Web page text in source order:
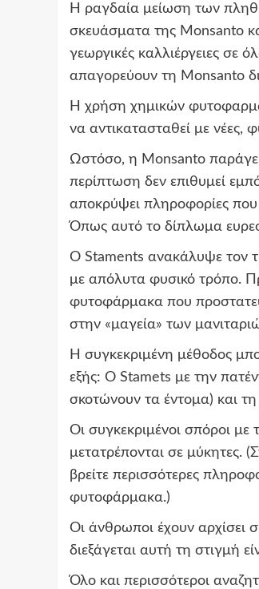
Η ραγδαία μείωση των
σκευάσματα της Monsanto
γεωργικές καλλιέργειες σε
απαγορεύουν τη Monsanto
Η χρήση χημικών
να αντικατασταθεί με νέες,
Ωστόσο, η Monsanto
περίπτωση δεν επιθυμεί
αποκρύψει πληροφορίες που
Όπως αυτό το δίπλωμα
Ο Staments ανακάλυψε τον
με απόλυτα φυσικό τρόπο.
φυτοφάρμακα που
στην «μαγεία» των
Η συγκεκριμένη μέθοδος
εξής: Ο Stamets με την
σκοτώνουν τα έντομα) και
Οι συγκεκριμένοι σπόροι
μετατρέπονται σε μύκητες.
βρείτε περισσότερες
φυτοφάρμακα.)
Οι άνθρωποι έχουν αρχίσει
διεξάγεται αυτή τη στιγμή
Όλο και περισσότεροι